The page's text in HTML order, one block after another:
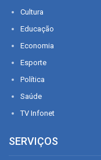
Cultura
Educação
Economia
Esporte
Política
Saúde
TV Infonet
SERVIÇOS